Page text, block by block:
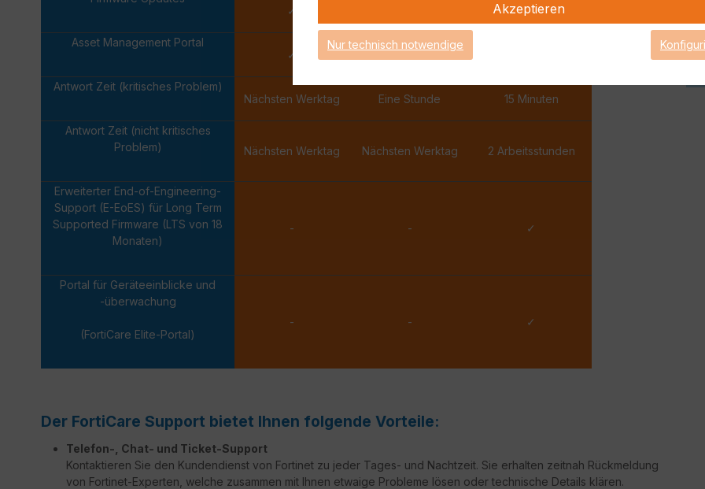
✓
✓
Asset Management Portal
✓
✓
Antwort Zeit (kritisches Problem)
Nächsten Werktag
Eine Stunde 15 Minuten
Antwort Zeit (nicht kritisches
Problem)
Nächsten Werktag Nächsten Werktag 2 Arbeitsstunden
Erweiterter End-of-Engineering-
Support (E-EoES) für Long Term
Supported Firmware (LTS von 18
Monaten)
- - ✓
Portal für Geräteeinblicke und
-überwachung
(FortiCare Elite-Portal)
- - ✓
Der FortiCare Support bietet Ihnen folgende Vorteile:
Telefon-, Chat- und Ticket-Support
Kontaktieren Sie den Kundendienst von Fortinet zu jeder Tages- und Nachtzeit. Sie erhalten zeitnah Rückmeldung
von Fortinet-Experten, welche zusammen mit Ihnen etwaige Probleme lösen oder technische Details klären.
Akzeptieren
Nur technisch notwendige